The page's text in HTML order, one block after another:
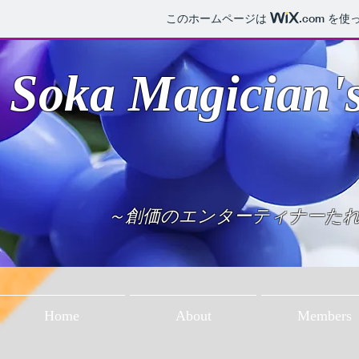
このホームページは .com を使
Soka
～創価のエンターティナーた
Home About Members